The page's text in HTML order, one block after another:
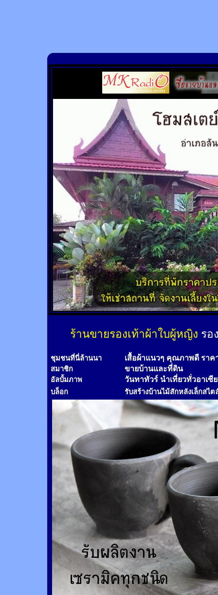
ร้านขายรองเท้าผ้าใบผู้หญิง รอ
ชุมชนที่นี่ล้านนา เสื้อผ้าแนวๆ คุณภาพดี ราค
สมาชิก ขายบ้านและที่ดิน
อัลบั้มภาพ วันทาทัวร์ นำเที่ยวทั่วอาเซี
บล็อก รับสร้างบ้านไม้สักหลังเล็กสไต